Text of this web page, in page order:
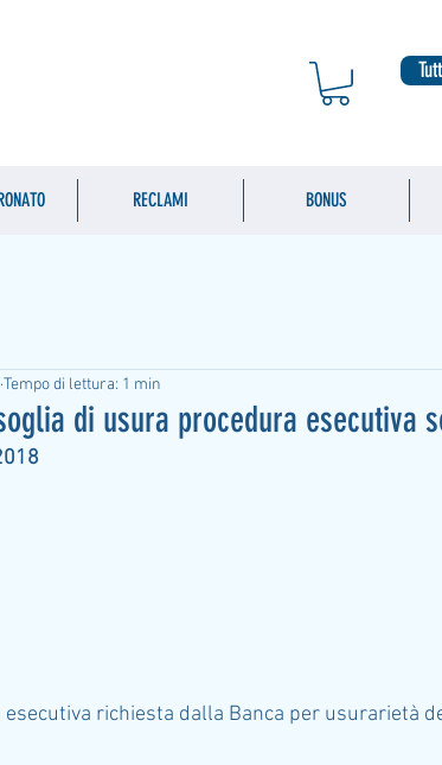
RECLAMI BONUS
di usura procedura esecutiva
Tempo di lettura: 1 min
richiesta dalla Banca per usurarietà